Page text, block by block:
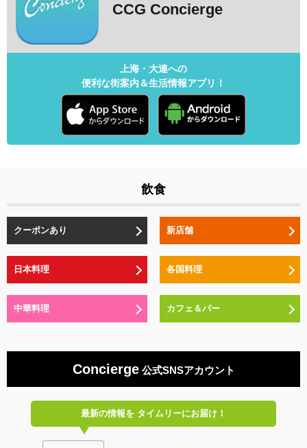
CCG Concierge
上海・大連への
便利な街案内＆生活情報アプリ！
飲食
クーポンあり 新店舗
日本料理 各国料理
中華料理 カフェ＆バー
Concierge公式SNSアカウント
最新の情報をタイムリーにお届け！